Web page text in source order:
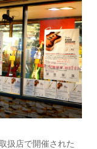
扱店で開催された